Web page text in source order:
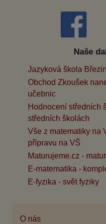
Naše
Jazyková škola
Obchod Zkoušek
učebnic
Hodnocení středních
středních školách
Vše z matematiky na
přípravu na VŠ
Maturujeme.cz -
E-matematika -
E-fyzika - svět fyziky
O nás